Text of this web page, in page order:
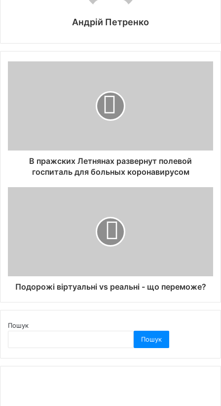
Андрій Петренко
В пражских Летнянах развернут полевой
госпиталь для больных коронавирусом
Подорожі віртуальні vs реальні - що переможе?
Пошук
Пошук